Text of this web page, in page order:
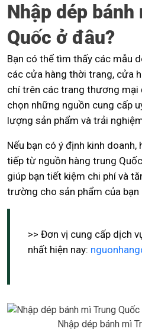
Nhập dép bánh
Quốc ở đâu?
Bạn có thể tìm thấy các mẫu
các cửa hàng thời trang, cửa
chí trên các trang thương mại
chọn những nguồn cung cấp
lượng sản phẩm và trải
Nếu bạn có ý định kinh
tiếp từ nguồn hàng trung
giúp bạn tiết kiệm chi phí và
trường cho sản phẩm của bạn
>> Đơn vị cung cấp dịch
nhất hiện nay:
Nhập dép bánh mì